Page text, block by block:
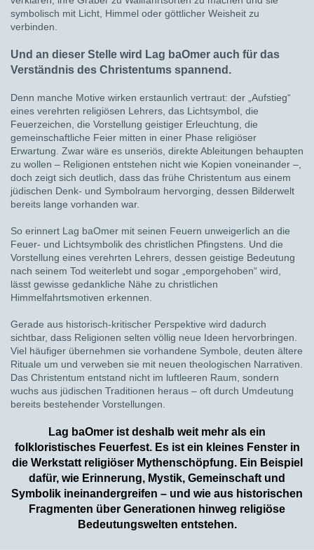
symbolisch mit Licht, Himmel oder göttlicher Weisheit zu
verbinden.
Und an dieser Stelle wird Lag baOmer auch für das
Verständnis des Christentums spannend.
Denn manche Motive wirken erstaunlich vertraut: der „Aufstieg“
eines verehrten religiösen Lehrers, das Lichtsymbol, die
Feuerzeichen, die Vorstellung geistiger Erleuchtung, die
gemeinschaftliche Feier mitten in einer Phase religiöser
Erwartung. Zwar wäre es unseriös, direkte Ableitungen behaupten
zu wollen – Religionen entstehen nicht wie Kopien voneinander –,
doch zeigt sich deutlich, dass das frühe Christentum aus einem
jüdischen Denk- und Symbolraum hervorging, dessen Bilderwelt
bereits lange vorhanden war.
So erinnert Lag baOmer mit seinen Feuern unweigerlich an die
Feuer- und Lichtsymbolik des christlichen Pfingstens. Und die
Vorstellung eines verehrten Lehrers, dessen geistige Bedeutung
nach seinem Tod weiterlebt und sogar „emporgehoben“ wird,
lässt gewisse gedankliche Nähe zu christlichen
Himmelfahrtsmotiven erkennen.
Gerade aus historisch-kritischer Perspektive wird dadurch
sichtbar, dass Religionen selten völlig neue Ideen hervorbringen.
Viel häufiger übernehmen sie vorhandene Symbole, deuten ältere
Rituale um und verweben sie mit neuen theologischen Narrativen.
Das Christentum entstand nicht im luftleeren Raum, sondern
wuchs aus jüdischen Traditionen heraus – oft durch Umdeutung
bereits bestehender Vorstellungen.
Lag baOmer ist deshalb weit mehr als ein
folkloristisches Feuerfest. Es ist ein kleines Fenster in
die Werkstatt religiöser Mythenschöpfung. Ein Beispiel
dafür, wie Erinnerung, Mystik, Gemeinschaft und
Symbolik ineinandergreifen – und wie aus historischen
Fragmenten über Generationen hinweg religiöse
Bedeutungswelten entstehen.